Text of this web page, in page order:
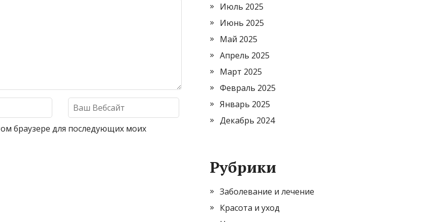
браузере для последующих моих
Июль 2025
Июнь 2025
Май 2025
Апрель 2025
Март 2025
Февраль 2025
Январь 2025
Декабрь 2024
Рубрики
Заболевание и лечение
Красота и уход